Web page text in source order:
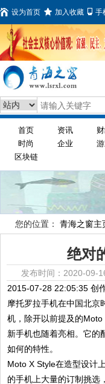
设为首页 加入收藏 手
首页 资讯
时尚
企业
区块链
您的位置： 青海之窗主
绝对
发布时间：2020-
2015-07-28 22:05:35 创
摩托罗拉手机在中国北京
机，除开以前提及的
新手机也随着亮相。它的
如何的特性。
Moto X Style在造型设计
的手机上大量的订制挑选